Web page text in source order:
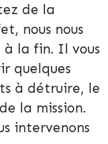
de la
nous nous
la fin. Il vous
quelques
à détruire, le
la mission.
intervenons